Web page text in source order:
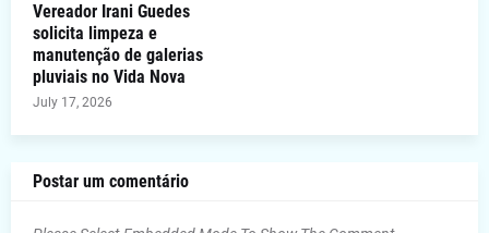
Vereador Irani Guedes
solicita limpeza e
manutenção de galerias
pluviais no Vida Nova
July 17, 2026
Postar um comentário